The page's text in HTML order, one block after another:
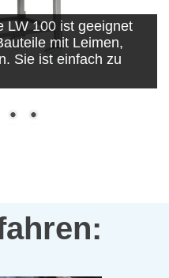
LW 100 ist geeignet
mit Leimen,
Sie ist einfach zu